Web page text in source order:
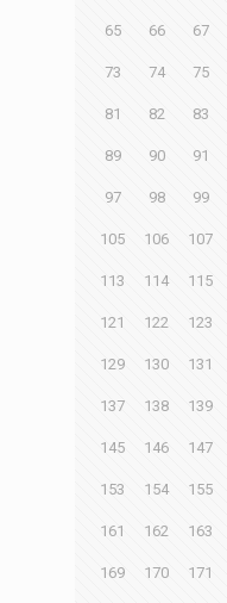
65 66 67
73 74 75
81 82 83
89 90 91
97 98 99
105 106 107
113 114 115
121 122 123
129 130 131
137 138 139
145 146 147
153 154 155
161 162 163
169 170 171